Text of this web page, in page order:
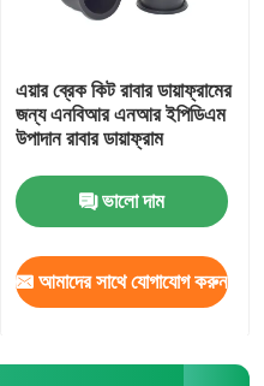
এয়ার ব্রেক কিট রাবার ডায়াফ্রামের
জন্য এনবিআর এনআর ইপিডিএম
উপাদান রাবার ডায়াফ্রাম
ভালো দাম
আমাদের সাথে যোগাযোগ করুন